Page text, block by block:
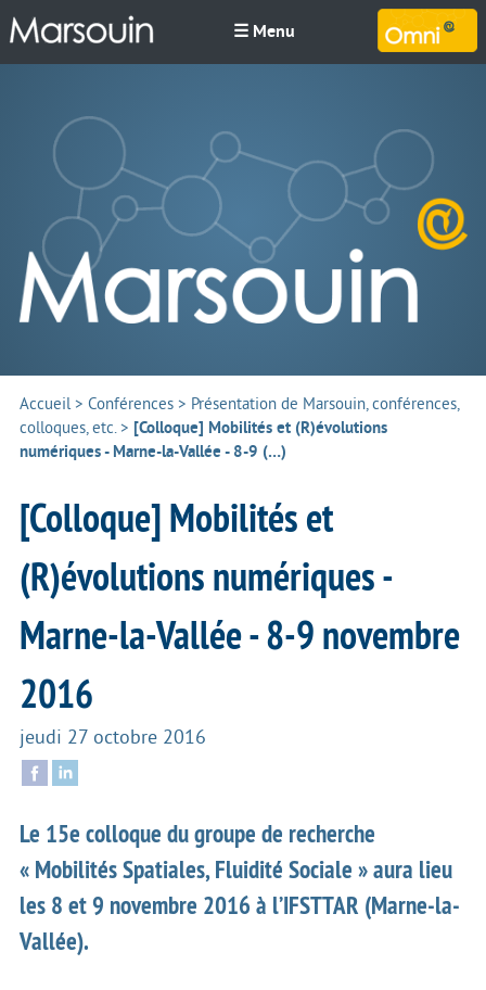
☰ Menu
Accueil> Conférences > Présentation de Marsouin, conférences,
colloques, etc.> [Colloque] Mobilités et (R)évolutions
numériques - Marne-la-Vallée - 8-9 (…)
[Colloque] Mobilités et
(R)évolutions numériques -
Marne-la-Vallée - 8-9 novembre
2016
jeudi 27 octobre 2016
Le 15e colloque du groupe de recherche
« Mobilités Spatiales, Fluidité Sociale » aura lieu
les 8 et 9 novembre 2016 à l’IFSTTAR (Marne-la-
Vallée).